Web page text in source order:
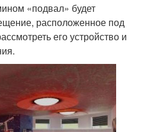
«подвал» будет
расположенное под
его устройство и